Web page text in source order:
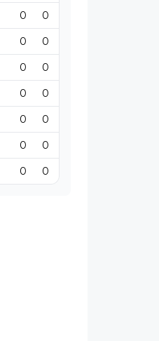
0 0
0 0
0 0
0 0
0 0
0 0
0 0